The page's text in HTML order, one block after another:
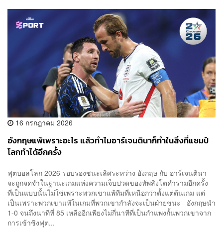
16 กรกฎาคม 2026
อังกฤษแพ้เพราะอะไร แล้วทำไมอาร์เจนตินาก็ทำในสิ่งที่แชมป์
โลกทำได้อีกครั้ง
ฟุตบอลโลก 2026 รอบรองชนะเลิศระหว่าง อังกฤษ กับ อาร์เจนตินา
จะถูกจดจำในฐานะเกมแห่งความเจ็บปวดของทัพสิงโตคำรามอีกครั้ง
ที่เป็นแบบนั้นไม่ใช่เพราะพวกเขาแพ้ทีมที่เหนือกว่าตั้งแต่ต้นเกม แต่
เป็นเพราะพวกเขาแพ้ในเกมที่พวกเขากำลังจะเป็นฝ่ายชนะ อังกฤษนำ
1-0 จนถึงนาทีที่ 85 เหลืออีกเพียงไม่กี่นาทีที่เป็นกำแพงกั้นพวกเขาจาก
การเข้าชิงฟุต...